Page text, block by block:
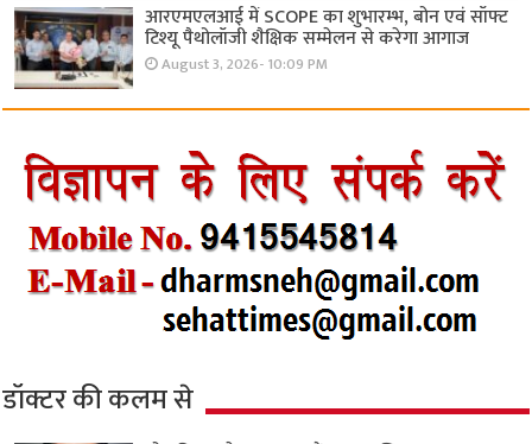
आरएमएलआई में SCOPE का शुभारम्भ, बोन एवं सॉफ्ट
टिश्यू पैथोलॉजी शैक्षिक सम्मेलन से करेगा आगाज
August 3, 2026- 10:09 PM
डॉक्टर की कलम से